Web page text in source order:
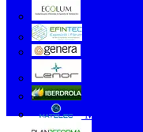
MATELEC